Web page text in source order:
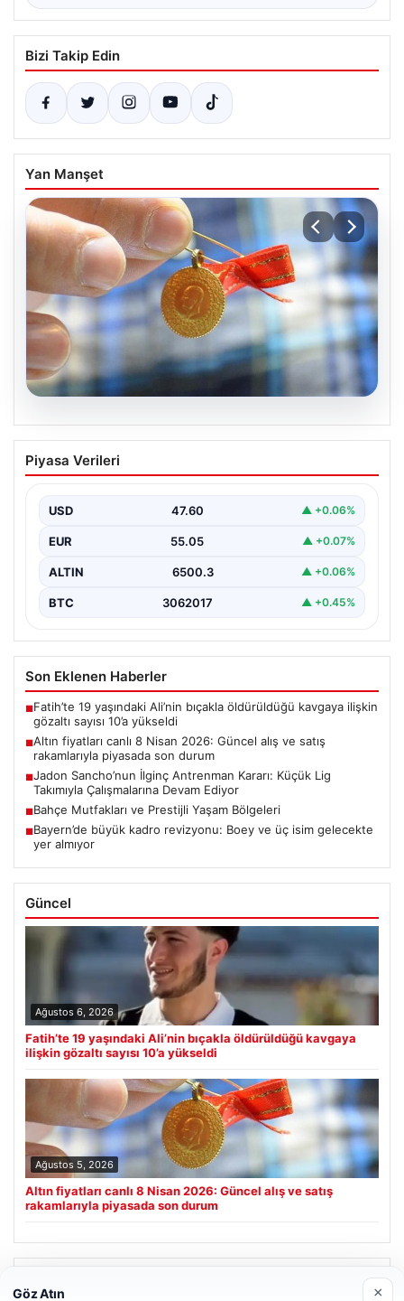
Bizi Takip Edin
Yan Manşet
Altın fiyatları canlı 8 Nisan 2026:
Güncel alış ve satış rakamlarıyla
Altın piyasası, son dönemlerde yaşanan jeopolitik
hareketli bir…
Piyasa Verileri
USD 47.60 ▲ +0.06%
EUR 55.05 ▲ +0.07%
ALTIN 6500.3 ▲ +0.06%
BTC 3062017 ▲ +0.45%
Son Eklenen Haberler
■Fatih’te 19 yaşındaki Ali’nin bıçakla öldürüldüğü kavgaya ilişkin
gözaltı sayısı 10’a yükseldi
■Altın fiyatları canlı 8 Nisan 2026: Güncel alış ve satış
rakamlarıyla piyasada son durum
■Jadon Sancho’nun İlginç Antrenman Kararı: Küçük Lig
Takımıyla Çalışmalarına Devam Ediyor
■Bahçe Mutfakları ve Prestijli Yaşam Bölgeleri
■Bayern’de büyük kadro revizyonu: Boey ve üç isim gelecekte
yer almıyor
Güncel
Ağustos 6, 2026
Fatih’te 19 yaşındaki Ali’nin bıçakla öldürüldüğü kavgaya
ilişkin gözaltı sayısı 10’a yükseldi
Ağustos 5, 2026
Altın fiyatları canlı 8 Nisan 2026: Güncel alış ve satış
rakamlarıyla piyasada son durum
Göz Atın ×